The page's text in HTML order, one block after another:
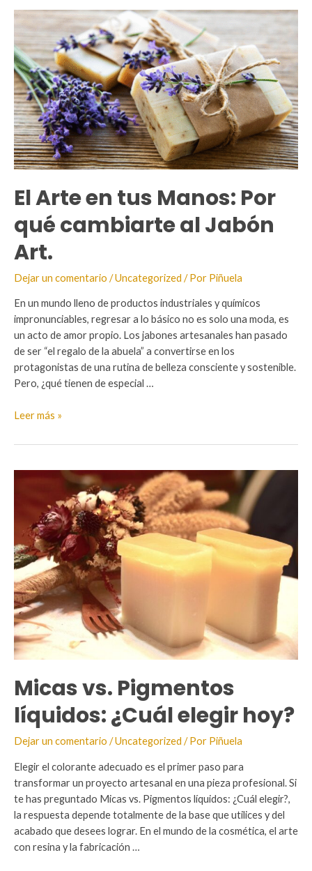
El Arte en tus Manos: Por
qué cambiarte al Jabón
Art.
Dejar un comentario /Uncategorized / Por Piñuela
En un mundo lleno de productos industriales y químicos
impronunciables, regresar a lo básico no es solo una moda, es
un acto de amor propio. Los jabones artesanales han pasado
de ser “el regalo de la abuela” a convertirse en los
protagonistas de una rutina de belleza consciente y sostenible.
Pero, ¿qué tienen de especial …
El
en
Manos:
cambiarte
al
Jabón
Art.
Leer más »
Micas vs. Pigmentos
líquidos: ¿Cuál elegir hoy?
Dejar un comentario /Uncategorized / Por Piñuela
Elegir el colorante adecuado es el primer paso para
transformar un proyecto artesanal en una pieza profesional. Si
te has preguntado Micas vs. Pigmentos líquidos: ¿Cuál elegir?,
la respuesta depende totalmente de la base que utilices y del
acabado que desees lograr. En el mundo de la cosmética, el arte
con resina y la fabricación …